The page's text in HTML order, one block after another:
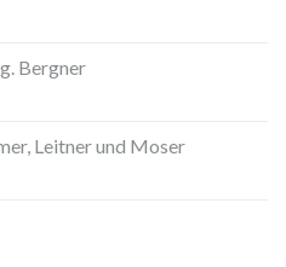
Bergner
Leitner und Moser